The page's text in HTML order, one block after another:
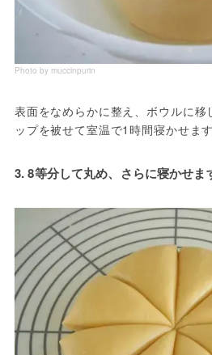
Photo by muccinpurin
表面をなめらかに整え、ボウルに移
3. 8等分して丸め、さらに寝かせま